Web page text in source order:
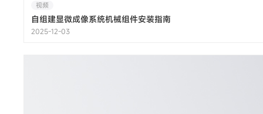
视频
自组建显微成像系统机械组件安装指南
2025-12-03